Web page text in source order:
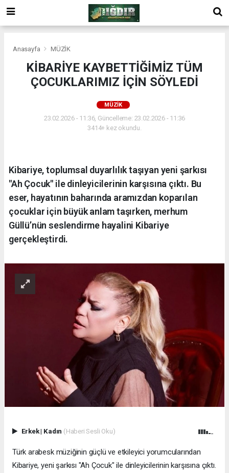
Anasayfa MÜZİK
KİBARİYE KAYBETTİĞİMİZ TÜM
ÇOCUKLARIMIZ İÇİN SÖYLEDİ
MÜZİK
23.02.2026 - 11:36, Güncelleme: 23.02.2026 - 11:36
3414+ kez okundu.
Kibariye, toplumsal duyarlılık taşıyan yeni şarkısı
"Ah Çocuk" ile dinleyicilerinin karşısına çıktı. Bu
eser, hayatının baharında aramızdan koparılan
çocuklar için büyük anlam taşırken, merhum
Güllü’nün seslendirme hayalini Kibariye
gerçekleştirdi.
Erkek| Kadın (Haberi Sesli Oku)
Türk arabesk müziğinin güçlü ve etkileyici yorumcularından
Kibariye, yeni şarkısı "Ah Çocuk" ile dinleyicilerinin karşısına çıktı.